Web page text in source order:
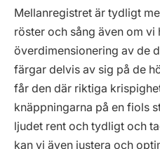
Mellanregistret är tydligt
röster och sång även om vi
överdimensionering av de
färgar delvis av sig på de
får den där riktiga
knäppningarna på en fiols
ljudet rent och tydligt och
kan vi även justera och